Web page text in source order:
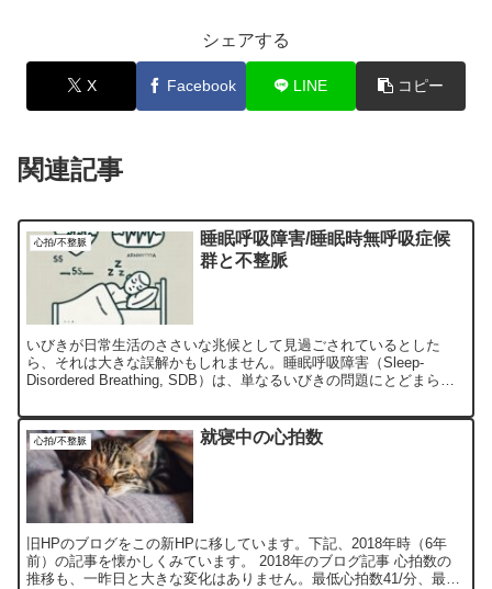
シェアする
X Facebook LINE コピー
関連記事
心拍/不整脈
睡眠呼吸障害/睡眠時無呼吸症候
群と不整脈
いびきが日常生活のささいな兆候として見過ごされているとした
ら、それは大きな誤解かもしれません。睡眠呼吸障害（Sleep-
Disordered Breathing, SDB）は、単なるいびきの問題にとどまら
心拍/不整脈 就寝中の心拍数
旧HPのブログをこの新HPに移しています。下記、2018年時（6年
前）の記事を懐かしくみています。 2018年のブログ記事 心拍数の
推移も、一昨日と大きな変化はありません。最低心拍数41/分、最高